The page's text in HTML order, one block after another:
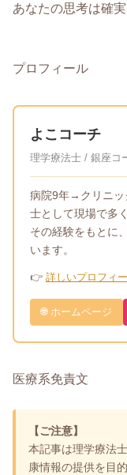
あなたの思考は確
プロフィール
よこコーチ
理学療法士 / 銀座コ
病院9年→クリニッ
士として現場で多
その経験をもとに
います。
👉 詳しいプロフィ
🌐 ホームページ
医療系免責文
【ご注意】
本記事は理学療法
康情報の提供を目